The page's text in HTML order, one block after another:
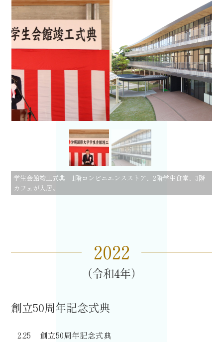
学生会館竣工式典 －2021（令和3 ）年 3月1日－
2022
令和4
創立50周年記念式典
2.25 創立50周年記念式典